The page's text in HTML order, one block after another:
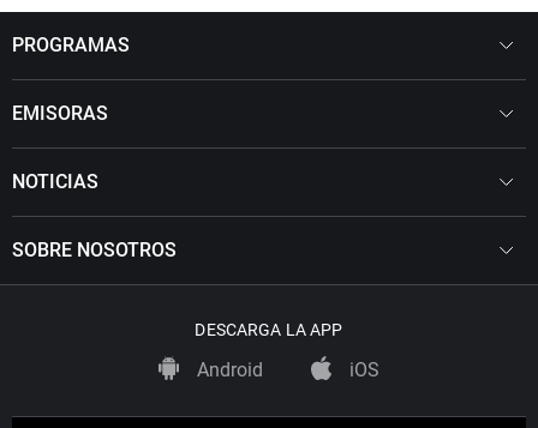
PROGRAMAS
EMISORAS
NOTICIAS
SOBRE NOSOTROS
DESCARGA LA APP
Android iOS